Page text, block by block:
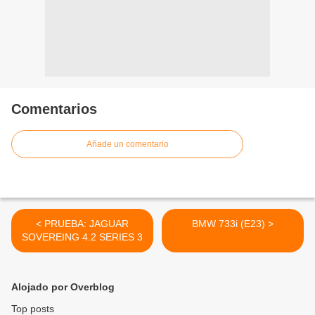
Comentarios
Añade un comentario
< PRUEBA: JAGUAR
SOVEREING 4.2 SERIES 3
BMW 733i (E23) >
Alojado por Overblog
Top posts